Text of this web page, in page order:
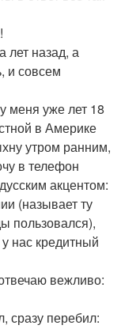
лет назад, а
и совсем
меня уже лет 18
в Америке
утром ранним,
в телефон
акцентом:
(называет ту
пользовался),
нас кредитный
вежливо:
сразу перебил: